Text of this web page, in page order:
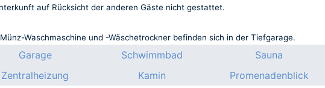
auf Rücksicht der anderen Gäste nicht gestattet.
Waschmaschine und -Wäschetrockner befinden sich in der Tiefgarage.
Garage Schwimmbad
Sauna
Zentralheizung Kamin Promenadenblick